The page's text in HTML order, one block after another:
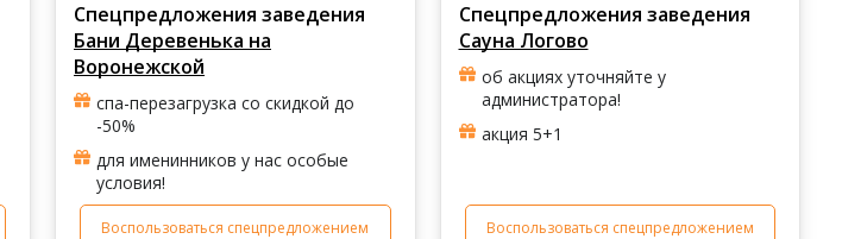
Спецпредложения заведения
Бани Деревенька на
Воронежской
спа-перезагрузка со скидкой до
-50%
для именинников у нас особые
условия!
Воспользоваться спецпредложением
Спецпредложения заведения
Сауна Логово
об акциях уточняйте у
администратора!
акция 5+1
Воспользоваться спецпредложением